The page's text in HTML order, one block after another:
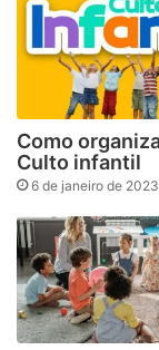
Como
Culto infantil
6 de janeiro de 2023